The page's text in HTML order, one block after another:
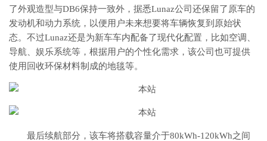
了外观造型与DB6保持一致外，据悉Lunaz公司还保留了原车的
发动机和动力系统，以便用户未来想要将车辆恢复到原始状
态。不过Lunaz还是为新车车内配备了现代化配置，比如空调、
导航、娱乐系统等，根据用户的个性化需求，该公司也可提供
使用回收环保材料制成的地毯等。
最后续航部分，该车将搭载容量介于80kWh-120kWh之间